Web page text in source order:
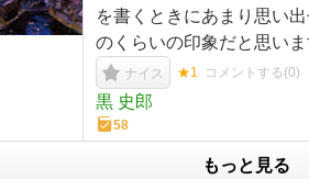
を書くときにあまり思い
のくらいの印象だと思いま
ナイス ★1 コメントする(0)
黒 史郎
58
もっと見る